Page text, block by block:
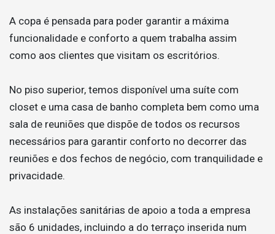
A copa é pensada para poder garantir a máxima
funcionalidade e conforto a quem trabalha assim
como aos clientes que visitam os escritórios.
No piso superior, temos disponível uma suíte com
closet e uma casa de banho completa bem como uma
sala de reuniões que dispõe de todos os recursos
necessários para garantir conforto no decorrer das
reuniões e dos fechos de negócio, com tranquilidade e
privacidade.
As instalações sanitárias de apoio a toda a empresa
são 6 unidades, incluindo a do terraço inserida num